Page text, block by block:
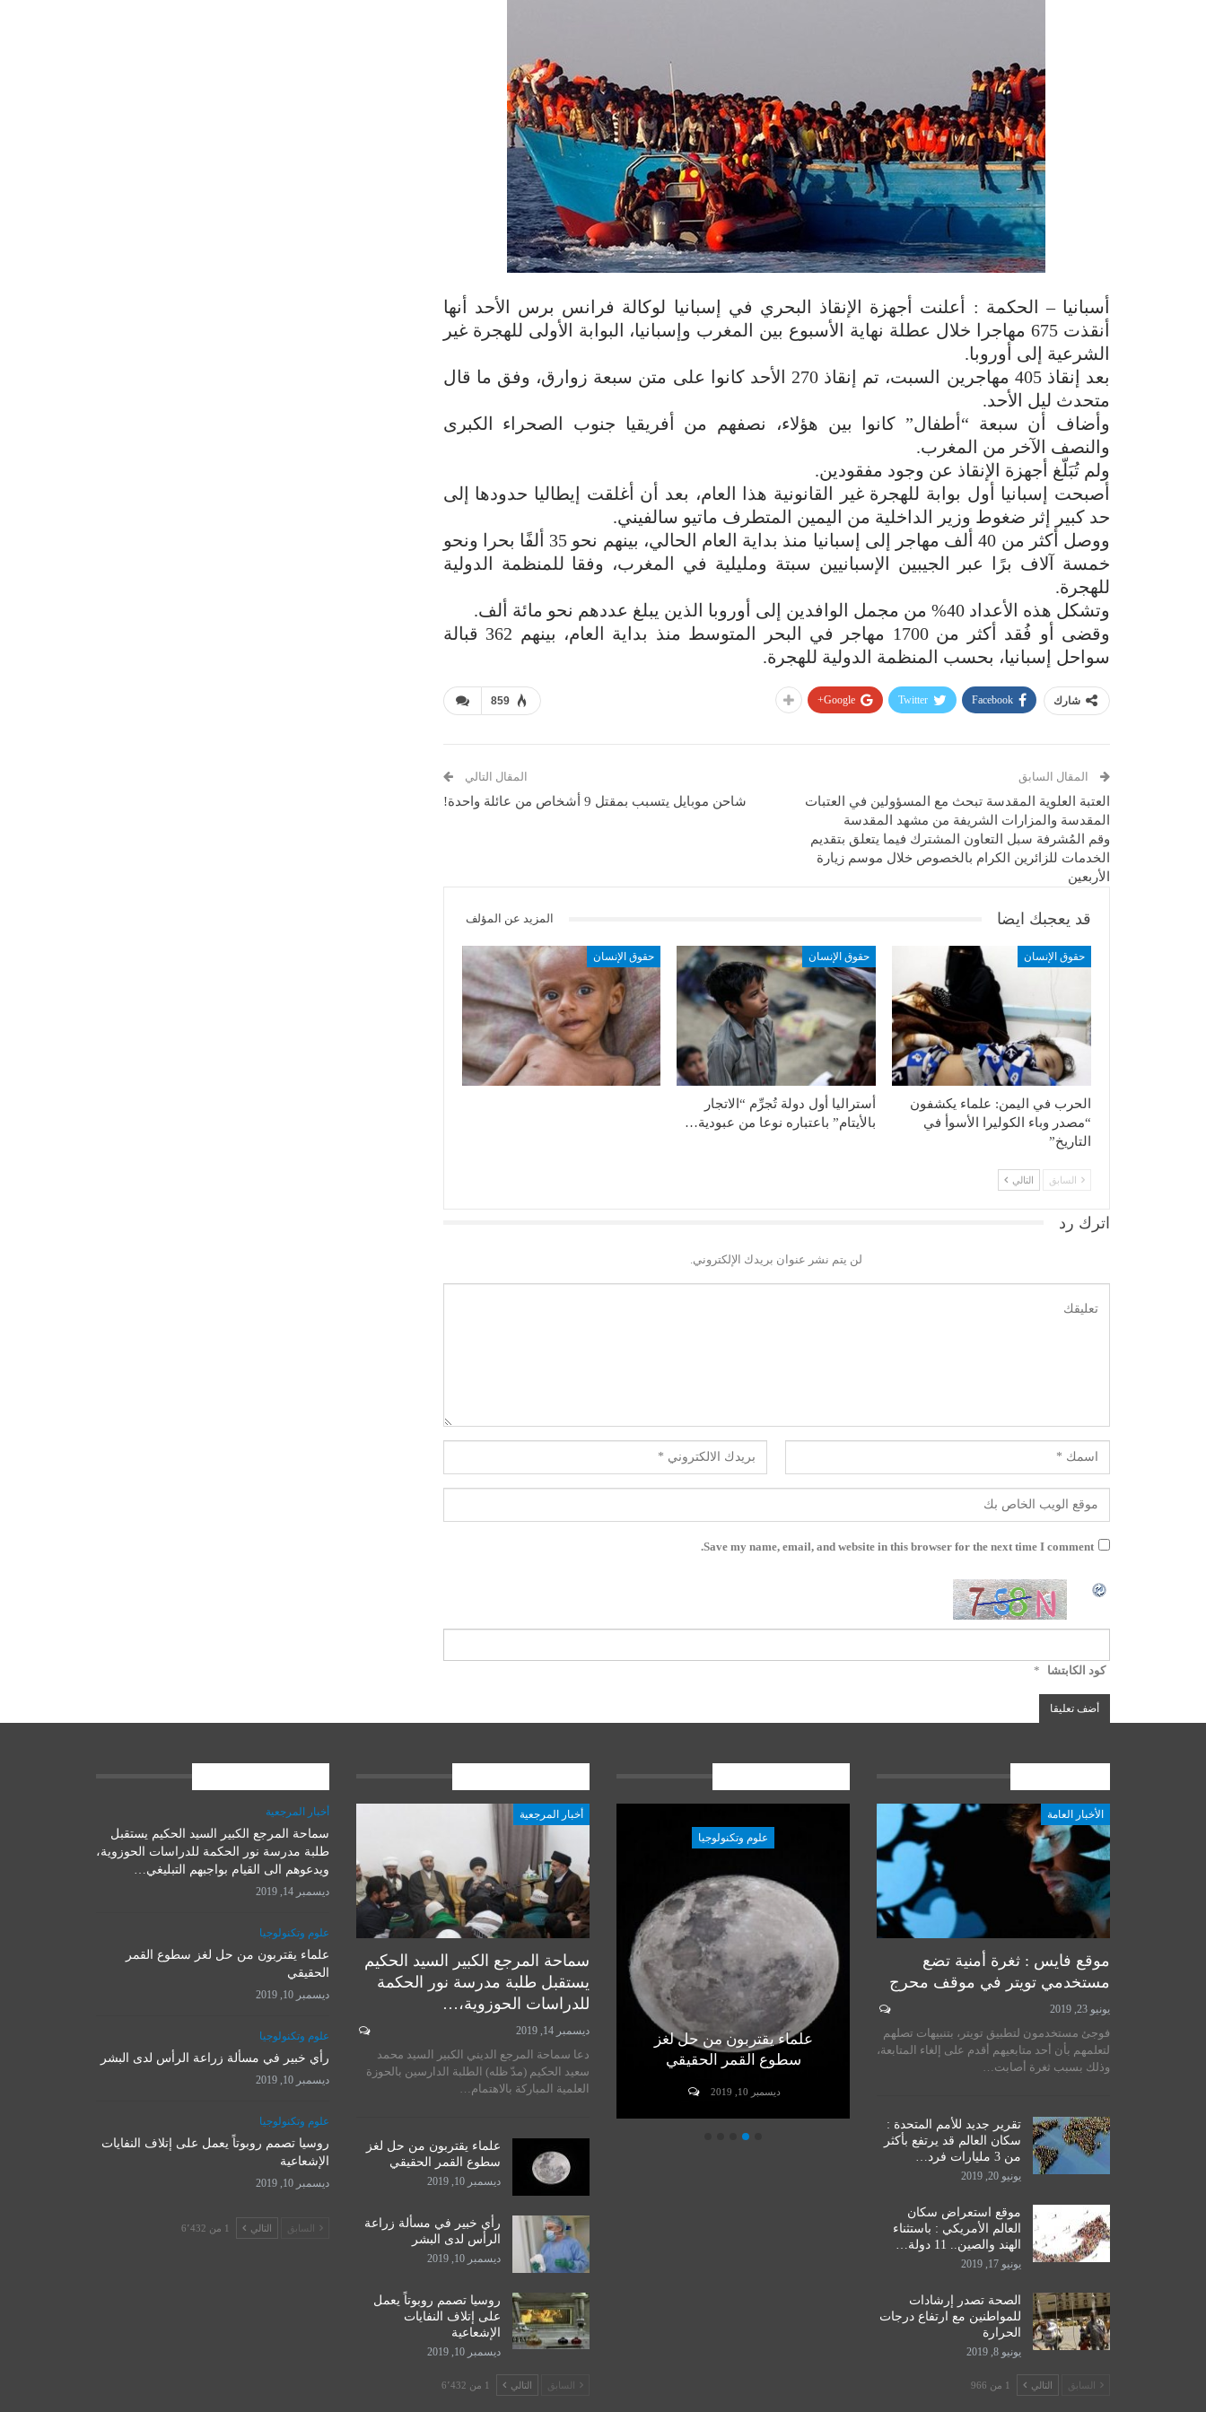
أسبانيا – الحكمة : أعلنت أجهزة الإنقاذ البحري في إسبانيا لوكالة فرانس برس الأحد أنها
أنقذت 675 مهاجرا خلال عطلة نهاية الأسبوع بين المغرب وإسبانيا، البوابة الأولى للهجرة غير
الشرعية إلى أوروبا.
بعد إنقاذ 405 مهاجرين السبت، تم إنقاذ 270 الأحد كانوا على متن سبعة زوارق، وفق ما قال
متحدث ليل الأحد.
وأضاف أن سبعة “أطفال” كانوا بين هؤلاء، نصفهم من أفريقيا جنوب الصحراء الكبرى
والنصف الآخر من المغرب.
ولم تُبَلّغ أجهزة الإنقاذ عن وجود مفقودين.
أصبحت إسبانيا أول بوابة للهجرة غير القانونية هذا العام، بعد أن أغلقت إيطاليا حدودها إلى
حد كبير إثر ضغوط وزير الداخلية من اليمين المتطرف ماتيو سالفيني.
ووصل أكثر من 40 ألف مهاجر إلى إسبانيا منذ بداية العام الحالي، بينهم نحو 35 ألفًا بحرا ونحو
خمسة آلاف برًا عبر الجيبين الإسبانيين سبتة ومليلية في المغرب، وفقا للمنظمة الدولية
للهجرة.
وتشكل هذه الأعداد 40% من مجمل الوافدين إلى أوروبا الذين يبلغ عددهم نحو مائة ألف.
وقضى أو فُقد أكثر من 1700 مهاجر في البحر المتوسط منذ بداية العام، بينهم 362 قبالة
سواحل إسبانيا، بحسب المنظمة الدولية للهجرة.
859 شارك Facebook
Twitter
Google+
المقال السابق
العتبة العلوية المقدسة تبحث مع المسؤولين في العتبات
المقدسة والمزارات الشريفة من مشهد المقدسة
وقم المُشرفة سبل التعاون المشترك فيما يتعلق بتقديم
الخدمات للزائرين الكرام بالخصوص خلال موسم زيارة
الأربعين
المقال التالي
شاحن موبايل يتسبب بمقتل 9 أشخاص من عائلة واحدة!
قد يعجبك ايضا المزيد عن المؤلف
حقوق الإنسان
الحرب في اليمن: علماء يكشفون
“مصدر وباء الكوليرا الأسوأ في
التاريخ”
حقوق الإنسان
أستراليا أول دولة تُجرِّم “الاتجار
بالأيتام” باعتباره نوعا من عبودية…
حقوق الإنسان
السابق التالي
اترك رد
لن يتم نشر عنوان بريدك الإلكتروني.
Save my name, email, and website in this browser for the next time I comment.
كود الكابتشا *
الأخبار العامة
موقع فايس : ثغرة أمنية تضع
مستخدمي تويتر في موقف محرج
يونيو 23, 2019
فوجئ مستخدمون لتطبيق تويتر، بتنبيهات تصلهم
لتعلمهم بأن أحد متابعيهم أقدم على إلغاء المتابعة،
وذلك بسبب ثغرة أصابت…
تقرير جديد للأمم المتحدة :
سكان العالم قد يرتفع بأكثر
من 3 مليارات فرد…
يونيو 20, 2019
موقع استعراض سكان
العالم الأمريكي : باستثناء
الهند والصين.. 11 دولة…
يونيو 17, 2019
الصحة تصدر إرشادات
للمواطنين مع ارتفاع درجات
الحرارة
يونيو 8, 2019
السابق التالي 1 من 966
أخبار المرجعية
سماحة المرجع الكبير السيد
الحكيم يستقبل طلبة مدرسة نور
الحكمة للدراسات الحوزوية،…
علوم وتكنولوجيا
علماء يقتربون من حل لغز
سطوع القمر الحقيقي
ديسمبر 10, 2019
رأي خبير في مسألة زراعة
الرأس لدى البشر
ديسمبر 10, 2019
علوم وتكنولوجيا
روسيا تصمم روبوتاً يعمل على
إتلاف النفايات الإشعاعية
أخبار المرجعية
سماحة المرجع الكبير السيد الحكيم
يستقبل طلبة مدرسة نور الحكمة
للدراسات الحوزوية،…
ديسمبر 14, 2019
دعا سماحة المرجع الديني الكبير السيد محمد
سعيد الحكيم (مدّ ظله) الطلبة الدارسين بالحوزة
العلمية المباركة بالاهتمام…
علماء يقتربون من حل لغز
سطوع القمر الحقيقي
ديسمبر 10, 2019
رأي خبير في مسألة زراعة
الرأس لدى البشر
ديسمبر 10, 2019
روسيا تصمم روبوتاً يعمل
على إتلاف النفايات
الإشعاعية
ديسمبر 10, 2019
السابق التالي 1 من 6٬432
أخبار المرجعية
سماحة المرجع الكبير السيد الحكيم يستقبل
طلبة مدرسة نور الحكمة للدراسات الحوزوية،
ويدعوهم الى القيام بواجبهم التبليغي…
ديسمبر 14, 2019
علوم وتكنولوجيا
علماء يقتربون من حل لغز سطوع القمر
الحقيقي
ديسمبر 10, 2019
علوم وتكنولوجيا
رأي خبير في مسألة زراعة الرأس لدى البشر
ديسمبر 10, 2019
علوم وتكنولوجيا
روسيا تصمم روبوتاً يعمل على إتلاف النفايات
الإشعاعية
ديسمبر 10, 2019
السابق التالي 1 من 6٬432